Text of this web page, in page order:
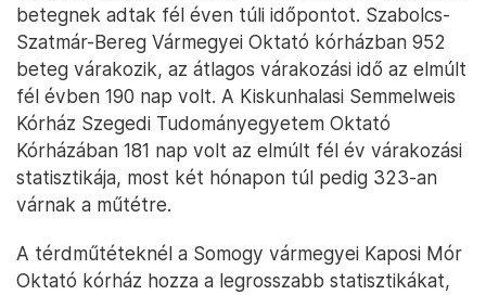
betegnek adtak fél éven túli időpontot. Szabolcs-
Szatmár-Bereg Vármegyei Oktató kórházban 952
beteg várakozik, az átlagos várakozási idő az elmúlt
fél évben 190 nap volt. A Kiskunhalasi Semmelweis
Kórház Szegedi Tudományegyetem Oktató
Kórházában 181 nap volt az elmúlt fél év várakozási
statisztikája, most két hónapon túl pedig 323-an
várnak a műtétre.
A térdműtéteknél a Somogy vármegyei Kaposi Mór
Oktató kórház hozza a legrosszabb statisztikákat,